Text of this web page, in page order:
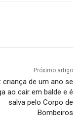
Próximo artigo
criança de um ano se
ao cair em balde e é
salva pelo Corpo de
Bombeiros